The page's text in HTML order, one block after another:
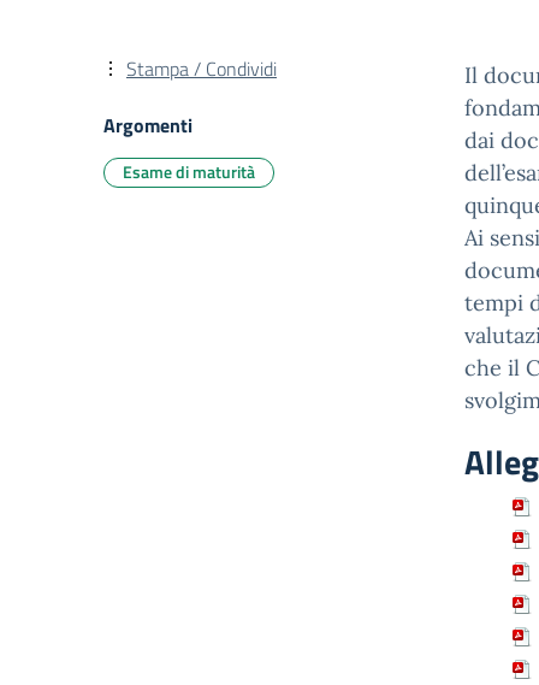
Il
dai
Ai
tempi
che il
Stampa / Condividi
Argomenti
Esame di maturità